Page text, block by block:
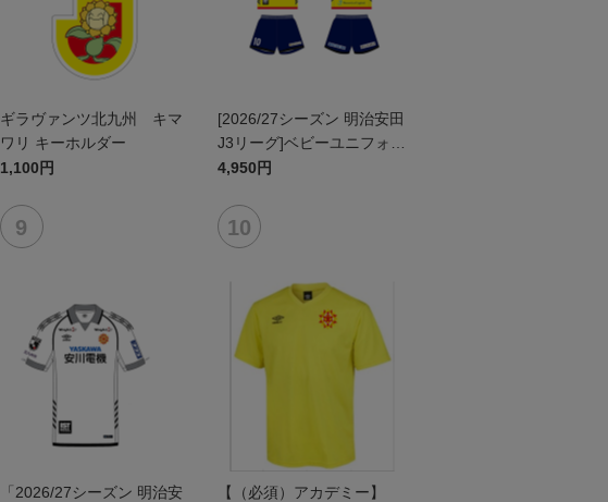
ギラヴァンツ北九州 キマ
ワリ キーホルダー
1,100円
[2026/27シーズン 明治安田
J3リーグ]ベビーユニフォー
ム上下セット(FP1stデザイ
4,950円
「2026/27シーズン 明治安
【（必須）アカデミー】